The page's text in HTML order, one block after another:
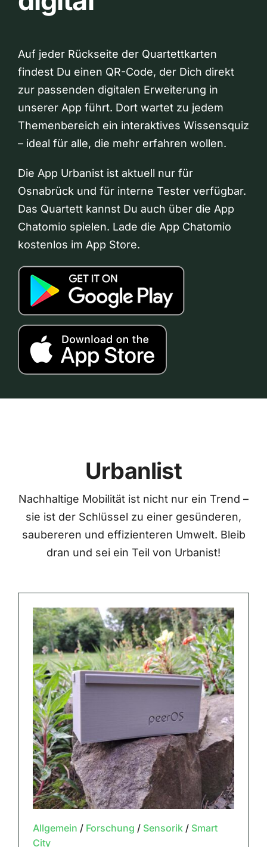
Auf jeder Rückseite der Quartettkarten
findest Du einen QR-Code, der Dich direkt
zur passenden digitalen Erweiterung in
unserer App führt. Dort wartet zu jedem
Themenbereich ein interaktives Wissensquiz
– ideal für alle, die mehr erfahren wollen.
Die App Urbanist ist aktuell nur für
Osnabrück und für interne Tester verfügbar.
Das Quartett kannst Du auch über die App
Chatomio spielen. Lade die App Chatomio
kostenlos im App Store.
Urbanlist
Nachhaltige Mobilität ist nicht nur ein Trend –
sie ist der Schlüssel zu einer gesünderen,
saubereren und effizienteren Umwelt. Bleib
dran und sei ein Teil von Urbanist!
Allgemein / Forschung / Sensorik/ Smart
City